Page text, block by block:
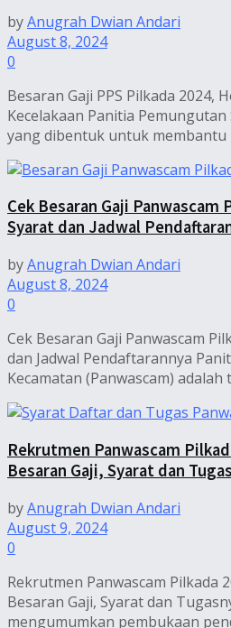
byAnugrah Dwian Andari
August 8, 2024
0
Besaran Gaji PPS Pilkada 2024,
Kecelakaan Panitia Pemungutan
yang dibentuk untuk membantu
Cek Besaran Gaji Panwascam
Syarat dan Jadwal
byAnugrah Dwian Andari
August 8, 2024
0
Cek Besaran Gaji Panwascam
dan Jadwal Pendaftarannya
Kecamatan (Panwascam) adalah
Rekrutmen Panwascam
Besaran Gaji, Syarat dan
byAnugrah Dwian Andari
August 9, 2024
0
Rekrutmen Panwascam Pilkada
Besaran Gaji, Syarat dan
mengumumkan pembukaan